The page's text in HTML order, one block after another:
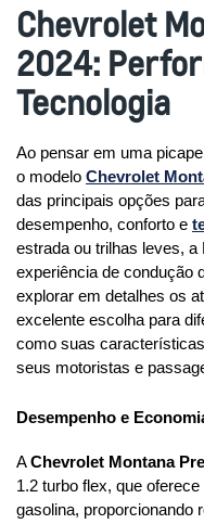
Chevrolet
2024:
Tecnologia
Ao pensar em uma
o modelo Chevrolet
das principais opções
desempenho, conforto e
estrada ou trilhas leves,
experiência de condução
explorar em detalhes os
excelente escolha para
como suas
seus motoristas e
Desempenho e
A Chevrolet Montana
1.2 turbo flex, que oferece
gasolina, proporcionando